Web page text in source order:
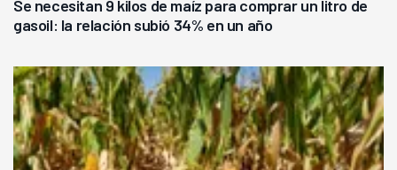
Se necesitan 9 kilos de maíz para comprar un litro de
gasoil: la relación subió 34% en un año